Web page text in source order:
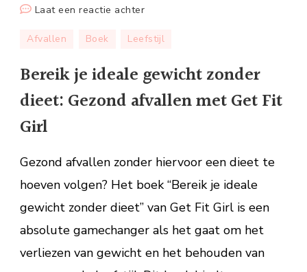
Laat een reactie achterop
je
gewicht
zonder
met
Get
Fit
Girl
Afvallen Boek Leefstijl
Bereik je ideale gewicht zonder
dieet: Gezond afvallen met Get Fit
Girl
Gezond afvallen zonder hiervoor een dieet te
hoeven volgen? Het boek “Bereik je ideale
gewicht zonder dieet” van Get Fit Girl is een
absolute gamechanger als het gaat om het
verliezen van gewicht en het behouden van